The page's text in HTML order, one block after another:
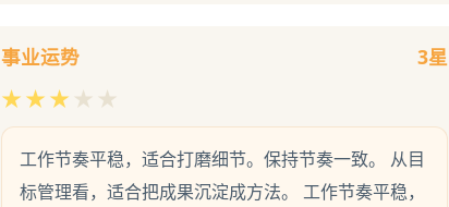
事业运势 3星
★★★ ★ ★
工作节奏平稳，适合打磨细节。保持节奏一致。 从目
标管理看，适合把成果沉淀成方法。 工作节奏平稳，